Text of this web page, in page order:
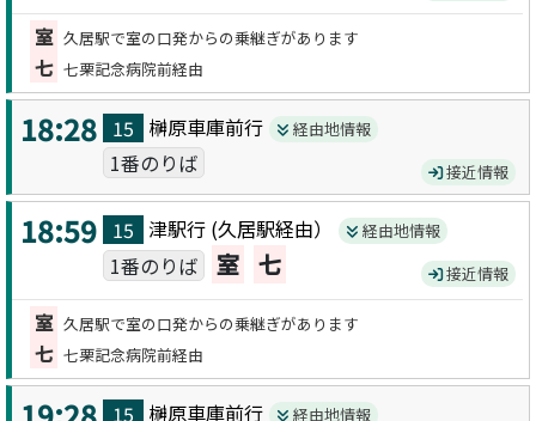
室 久居駅で室の口発からの乗継ぎがあります
七 七栗記念病院前経由
18:28 15 榊原車庫前行 経由地情報
1番のりば 接近情報
18:59 15 津駅行 (久居駅経由） 経由地情報
1番のりば 室 七 接近情報
室 久居駅で室の口発からの乗継ぎがあります
七 七栗記念病院前経由
15 榊原車庫前行 経由地情報